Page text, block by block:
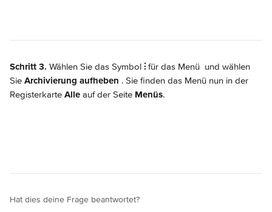
Schritt 3. Wählen Sie das Symbol ⫶ für das Menü und wählen
Sie Archivierung aufheben . Sie finden das Menü nun in der
Registerkarte Alle auf der Seite Menüs.
Hat dies deine Frage beantwortet?